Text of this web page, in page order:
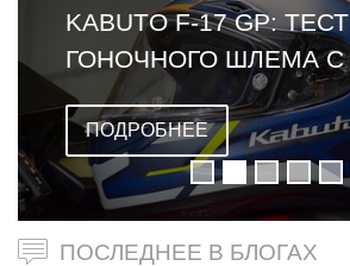
KABUTO F-17 GP: ТЕСТ
ГОНОЧНОГО ШЛЕМА С
ОМОЛОГАЦИЕЙ FIM
ПОДРОБНЕЕ
ПОСЛЕДНЕЕ В БЛОГАХ